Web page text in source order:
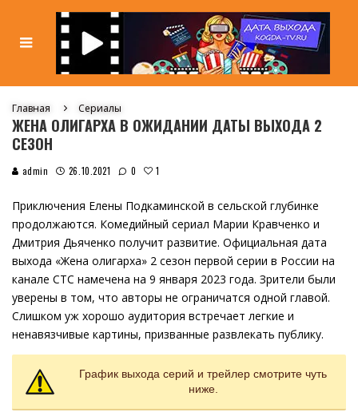
Главная Сериалы
ЖЕНА ОЛИГАРХА В ОЖИДАНИИ ДАТЫ ВЫХОДА 2
СЕЗОН
admin 26.10.2021 0 1
Приключения Елены Подкаминской в сельской глубинке
продолжаются. Комедийный сериал Марии Кравченко и
Дмитрия Дьяченко получит развитие. Официальная дата
выхода «Жена олигарха» 2 сезон первой серии в России на
канале СТС намечена на 9 января 2023 года. Зрители были
уверены в том, что авторы не ограничатся одной главой.
Слишком уж хорошо аудитория встречает легкие и
ненавязчивые картины, призванные развлекать публику.
График выхода серий и трейлер смотрите чуть
ниже.